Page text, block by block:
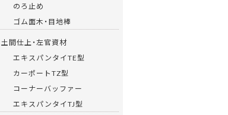
のろ止め
ゴム面木・目地棒
土間仕上・左官資材
エキスパンタイTE型
カーポートTZ型
コーナーバッファー
エキスパンタイTJ型